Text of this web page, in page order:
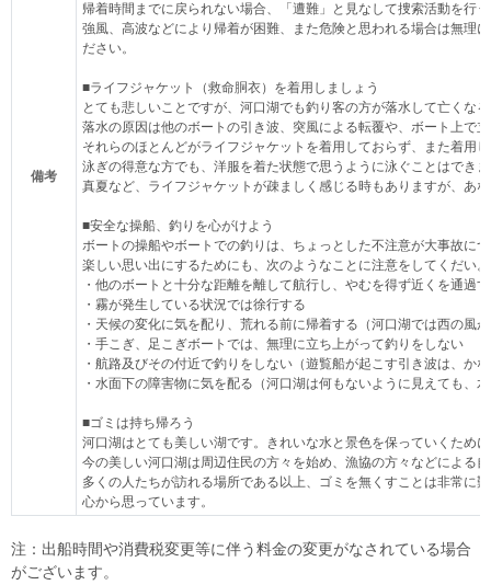
備考
帰着時間までに戻られない場合、「遭難」と見なして捜索活動を行
強風、高波などにより帰着が困難、また危険と思われる場合は無理
ださい。
■ライフジャケット（救命胴衣）を着用しましょう
とても悲しいことですが、河口湖でも釣り客の方が落水して亡くな
落水の原因は他のボートの引き波、突風による転覆や、ボート上で
それらのほとんどがライフジャケットを着用しておらず、また着用
泳ぎの得意な方でも、洋服を着た状態で思うように泳ぐことはでき
真夏など、ライフジャケットが疎ましく感じる時もありますが、あ
■安全な操船、釣りを心がけよう
ボートの操船やボートでの釣りは、ちょっとした不注意が大事故に
楽しい思い出にするためにも、次のようなことに注意をしてくだい。
・他のボートと十分な距離を離して航行し、やむを得ず近くを通過
・霧が発生している状況では徐行する
・天候の変化に気を配り、荒れる前に帰着する（河口湖では西の風
・手こぎ、足こぎボートでは、無理に立ち上がって釣りをしない
・航路及びその付近で釣りをしない（遊覧船が起こす引き波は、か
・水面下の障害物に気を配る（河口湖は何もないように見えても、
■ゴミは持ち帰ろう
河口湖はとても美しい湖です。きれいな水と景色を保っていくため
今の美しい河口湖は周辺住民の方々を始め、漁協の方々などによる
多くの人たちが訪れる場所である以上、ゴミを無くすことは非常に
心から思っています。
注：出船時間や消費税変更等に伴う料金の変更がなされている場合
がございます。